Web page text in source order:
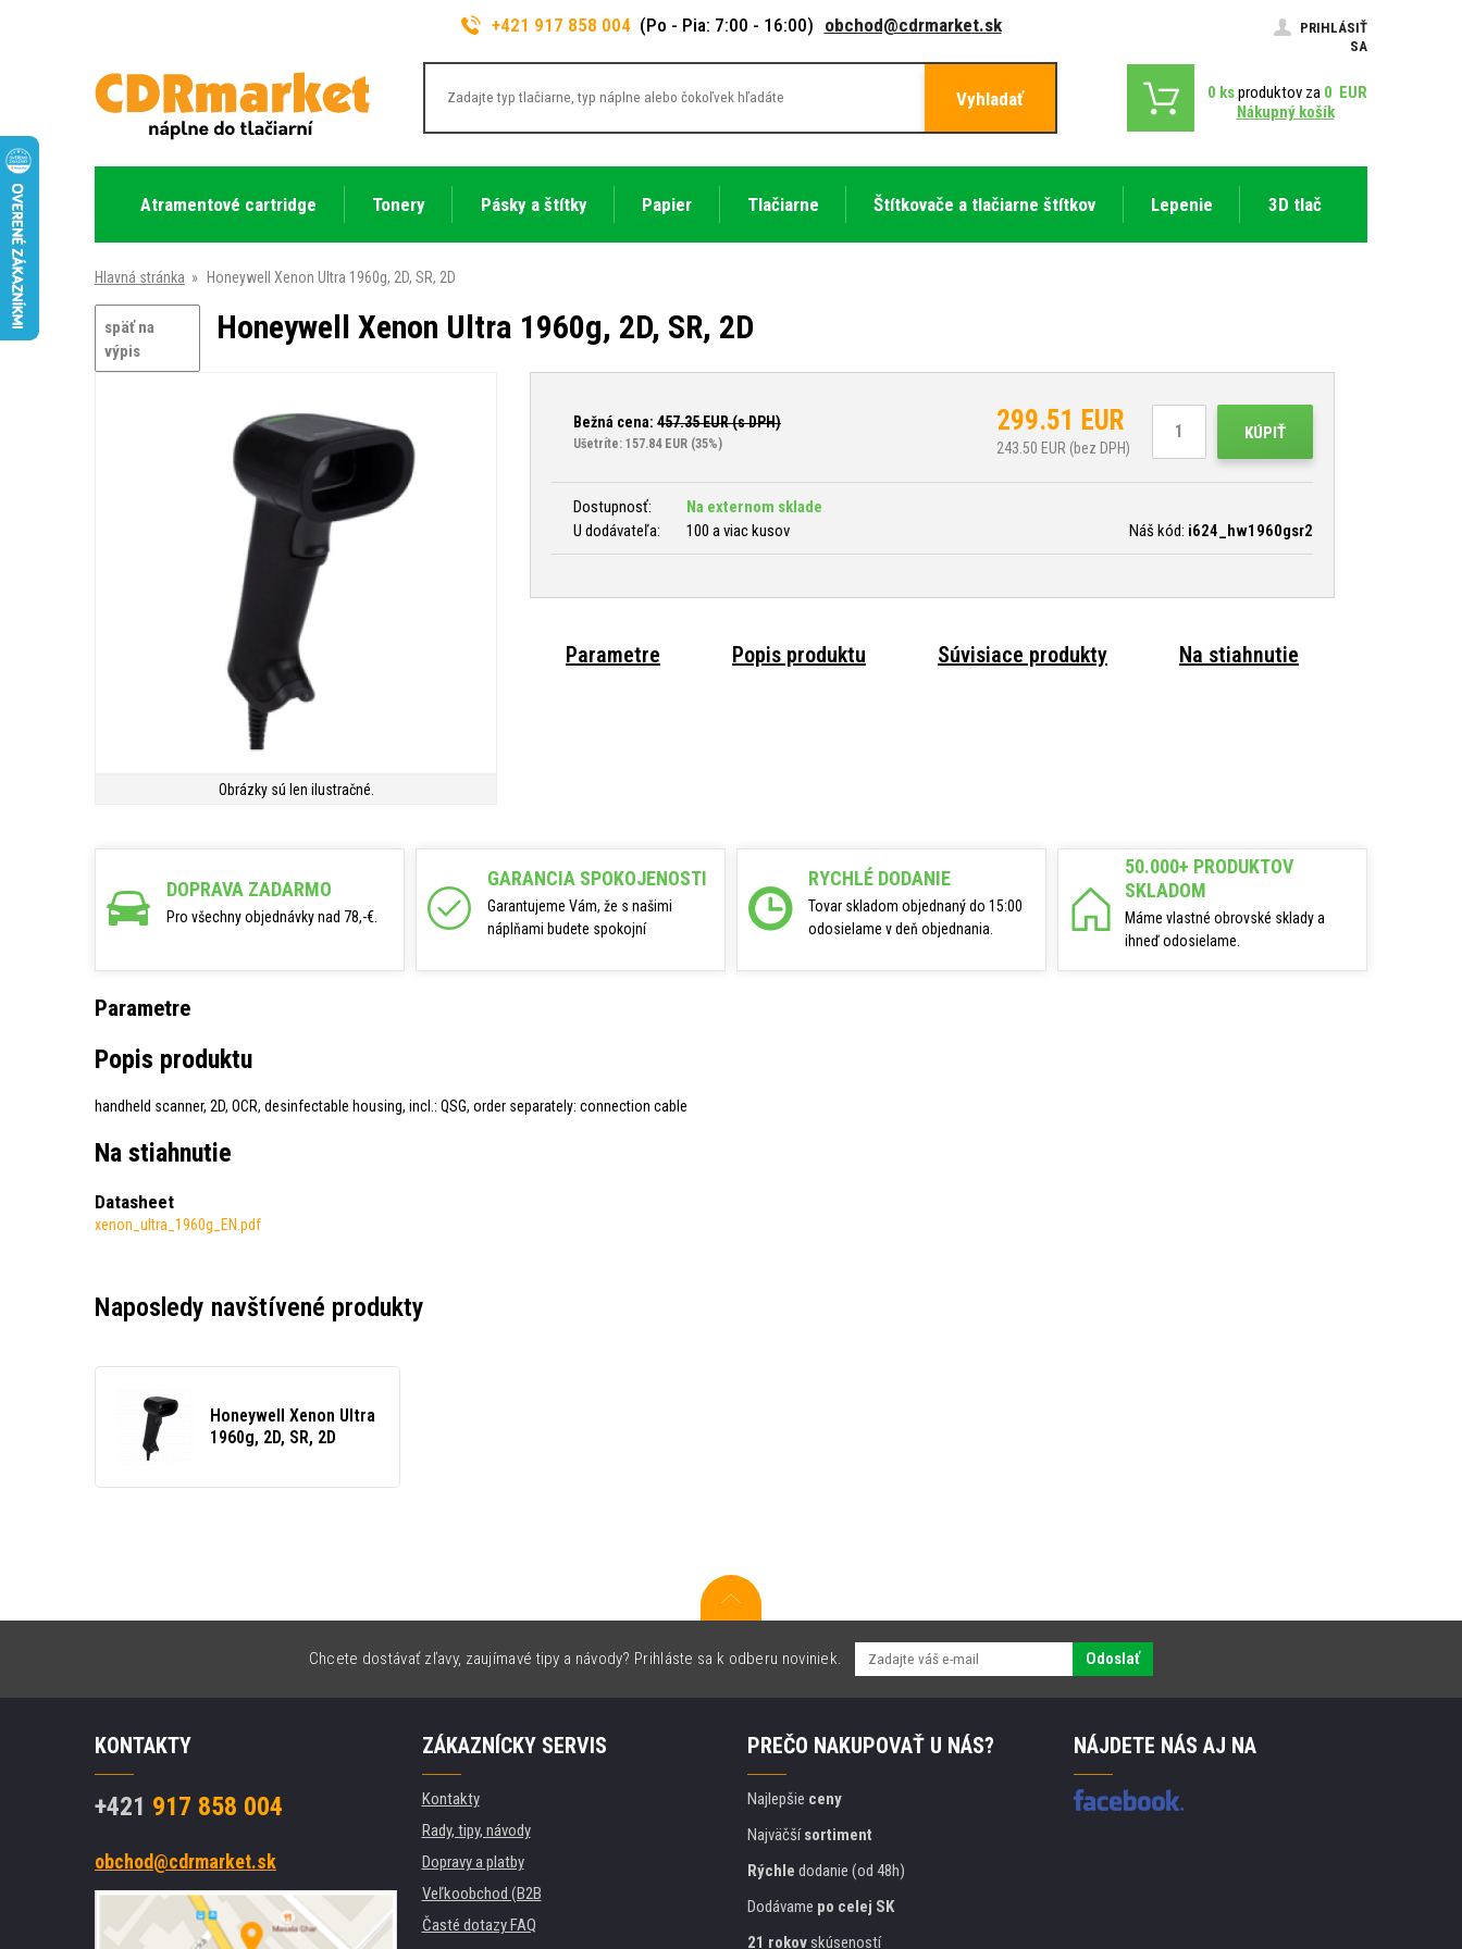
+421 917 858 004 (Po - Pia: 7:00 - 16:00) obchod@cdrmarket.sk
PRIHLÁSIŤ
SA
Vyhladať 0 ksproduktov za 0 EUR
Nákupný košík
Atramentové cartridge Tonery Pásky a štítky Papier Tlačiarne Štítkovače a tlačiarne štítkov Lepenie 3D tlač
Hlavná stránka » Honeywell Xenon Ultra 1960g, 2D, SR, 2D
späť na
výpis
Honeywell Xenon Ultra 1960g, 2D, SR, 2D
Obrázky sú len ilustračné.
Bežná cena: 457.35EUR (s DPH)
Ušetríte: 157.84 EUR (35%)
299.51 EUR
243.50 EUR (bez DPH)
KÚPIŤ
Dostupnosť:
Na externom sklade
U dodávateľa:
100 a viac kusov Náš kód: i624_hw1960gsr2
Parametre Popis produktu Súvisiace produkty Na stiahnutie
DOPRAVA ZADARMO
Pro všechny objednávky nad 78,-€.
GARANCIA SPOKOJENOSTI
Garantujeme Vám, že s našimi
náplňami budete spokojní
RYCHLÉ DODANIE
Tovar skladom objednaný do 15:00
odosielame v deň objednania.
50.000+ PRODUKTOV
SKLADOM
Máme vlastné obrovské sklady a
ihneď odosielame.
Parametre
Popis produktu
handheld scanner, 2D, OCR, desinfectable housing, incl.: QSG, order separately: connection cable
Na stiahnutie
Datasheet
xenon_ultra_1960g_EN.pdf
Naposledy navštívené produkty
Honeywell Xenon Ultra
1960g, 2D, SR, 2D
Chcete dostávať zľavy, zaujímavé tipy a návody? Prihláste sa k odberu noviniek. Odoslať
KONTAKTY
+421 917 858 004
obchod@cdrmarket.sk
ZÁKAZNÍCKY SERVIS
Kontakty
Rady, tipy, návody
Dopravy a platby
Veľkoobchod (B2B
Časté dotazy FAQ
PREČO NAKUPOVAŤ U NÁS?
Najlepšie ceny
Najväčšísortiment
Rýchle dodanie (od 48h)
Dodávame po celej SK
21 rokovskúseností
NÁJDETE NÁS AJ NA